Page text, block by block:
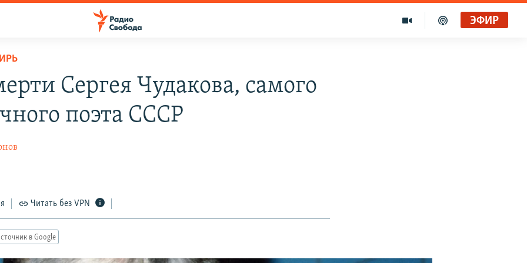
ЭФИР
Сергея Чудакова, самого
поэта СССР
Читать без VPN
в Google